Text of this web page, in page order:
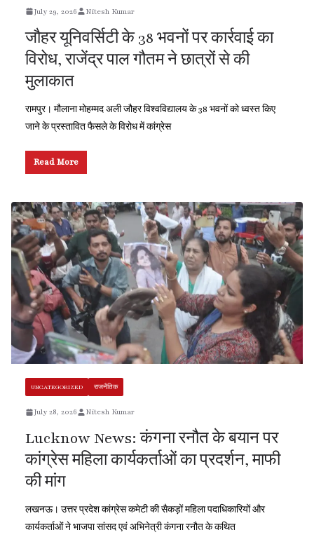
July 29, 2026 Nitesh Kumar
जौहर यूनिवर्सिटी के 38 भवनों पर कार्रवाई का
विरोध, राजेंद्र पाल गौतम ने छात्रों से की
मुलाकात
रामपुर। मौलाना मोहम्मद अली जौहर विश्वविद्यालय के 38 भवनों को ध्वस्त किए
जाने के प्रस्तावित फैसले के विरोध में कांग्रेस
Read More
UNCATEGORIZED राजनैतिक
July 28, 2026 Nitesh Kumar
Lucknow News: कंगना रनौत के बयान पर
कांग्रेस महिला कार्यकर्ताओं का प्रदर्शन, माफी
की मांग
लखनऊ। उत्तर प्रदेश कांग्रेस कमेटी की सैकड़ों महिला पदाधिकारियों और
कार्यकर्ताओं ने भाजपा सांसद एवं अभिनेत्री कंगना रनौत के कथित